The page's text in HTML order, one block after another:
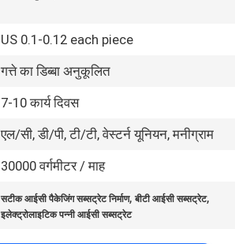
US 0.1-0.12 each piece
गत्ते का डिब्बा अनुकूलित
7-10 कार्य दिवस
एल/सी, डी/पी, टी/टी, वेस्टर्न यूनियन, मनीग्राम
30000 वर्गमीटर / माह
सटीक आईसी पैकेजिंग सब्सट्रेट निर्माण,बीटी आईसी सब्सट्रेट,
इलेक्ट्रोलाइटिक पन्नी आईसी सब्सट्रेट